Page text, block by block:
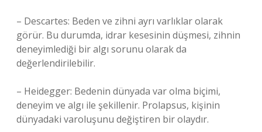
– Descartes: Beden ve zihni ayrı varlıklar olarak
görür. Bu durumda, idrar kesesinin düşmesi, zihnin
deneyimlediği bir algı sorunu olarak da
değerlendirilebilir.
– Heidegger: Bedenin dünyada var olma biçimi,
deneyim ve algı ile şekillenir. Prolapsus, kişinin
dünyadaki varoluşunu değiştiren bir olaydır.